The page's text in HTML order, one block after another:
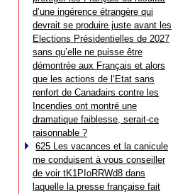
d’une ingérence étrangère qui
devrait se produire juste avant les
Elections Présidentielles de 2027
sans qu’elle ne puisse être
démontrée aux Français et alors
que les actions de l’Etat sans
renfort de Canadairs contre les
Incendies ont montré une
dramatique faiblesse, serait-ce
raisonnable ?
625 Les vacances et la canicule
me conduisent à vous conseiller
de voir tK1PIoRRWd8 dans
laquelle la presse française fait